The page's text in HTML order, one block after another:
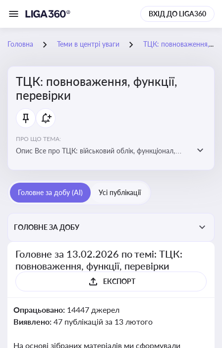
ВХІД ДО LIGA360
Головна Теми в центрі уваги ТЦК: повноваження, функції, перевірки
ТЦК: повноваження, функції,
перевірки
ПРО ЩО ТЕМА:
Опис Все про ТЦК: військовий облік, функціонал,
Головне за добу (AI) Усі публікації
ГОЛОВНЕ ЗА ДОБУ
Головне за 13.02.2026 по темі: ТЦК:
повноваження, функції, перевірки
ЕКСПОРТ
Опрацьовано: 14447 джерел
Виявлено: 47 публікацій за 13 лютого
На основі зібраних матеріалів ми сформували